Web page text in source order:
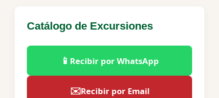
Catálogo de Excursiones
📱 Recibir por WhatsApp
✉️Recibir por Email